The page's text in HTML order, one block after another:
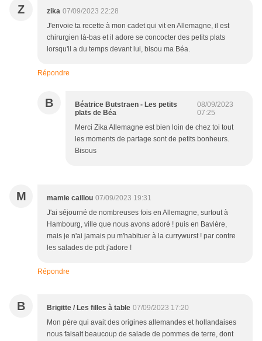
Z zika 07/09/2023 22:28
J'envoie ta recette à mon cadet qui vit en Allemagne, il est
chirurgien là-bas et il adore se concocter des petits plats
lorsqu'il a du temps devant lui, bisou ma Béa.
Répondre
B
Béatrice Butstraen - Les petits
plats de Béa
08/09/2023
07:25
Merci Zika Allemagne est bien loin de chez toi tout
les moments de partage sont de petits bonheurs.
Bisous
M mamie caillou 07/09/2023 19:31
J'ai séjourné de nombreuses fois en Allemagne, surtout à
Hambourg, ville que nous avons adoré ! puis en Bavière,
mais je n'ai jamais pu m'habituer à la currywurst ! par contre
les salades de pdt j'adore !
Répondre
B Brigitte / Les filles à table 07/09/2023 17:20
Mon père qui avait des origines allemandes et hollandaises
nous faisait beaucoup de salade de pommes de terre, dont